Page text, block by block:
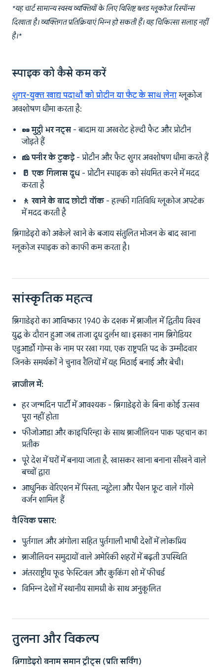
*यह चार्ट सामान्य स्वस्थ व्यक्तियों के लिए विशिष्ट ब्लड ग्लूकोज रिस्पॉन्स
दिखाता है। व्यक्तिगत प्रतिक्रियाएं भिन्न हो सकती हैं। यह चिकित्सा सलाह नहीं
है।*
स्पाइक को कैसे कम करें
शुगर-युक्त खाद्य पदार्थों को प्रोटीन या फैट के साथ लेना ग्लूकोज
अवशोषण धीमा करता है:
🥜 मुट्ठी भर नट्स - बादाम या अखरोट हेल्दी फैट और प्रोटीन
जोड़ते हैं
🧀 पनीर के टुकड़े- प्रोटीन और फैट शुगर अवशोषण धीमा करते हैं
🥛 एक गिलास दूध - प्रोटीन स्पाइक को संयमित करने में मदद
करता है
🚶 खाने के बाद छोटी वॉक - हल्की गतिविधि ग्लूकोज अपटेक
में मदद करती है
ब्रिगाडेइरो को अकेले खाने के बजाय संतुलित भोजन के बाद खाना
ग्लूकोज स्पाइक को काफी कम करता है।
सांस्कृतिक महत्व
ब्रिगाडेइरो का आविष्कार 1940 के दशक में ब्राजील में द्वितीय विश्व
युद्ध के दौरान हुआ जब ताजा दूध दुर्लभ था। इसका नाम ब्रिगेडियर
एडुआर्डो गोम्स के नाम पर रखा गया, एक राष्ट्रपति पद के उम्मीदवार
जिनके समर्थकों ने चुनाव रैलियों में यह मिठाई बनाई और बेची।
ब्राजील में:
हर जन्मदिन पार्टी में आवश्यक - ब्रिगाडेइरो के बिना कोई उत्सव
पूरा नहीं होता
फीजोआडा और काइपिरिन्हा के साथ ब्राजीलियन पाक पहचान का
प्रतीक
पूरे देश में घरों में बनाया जाता है, खासकर खाना बनाना सीखने वाले
बच्चों द्वारा
आधुनिक वेरिएशन में पिस्ता, न्यूटेला और पैशन फ्रूट वाले गॉरमे
वर्जन शामिल हैं
वैश्विक प्रसार:
पुर्तगाल और अंगोला सहित पुर्तगाली भाषी देशों में लोकप्रिय
ब्राजीलियन समुदायों वाले अमेरिकी शहरों में बढ़ती उपस्थिति
अंतरराष्ट्रीय फूड फेस्टिवल और कुकिंग शो में फीचर्ड
विभिन्न देशों में स्थानीय सामग्री के साथ अनुकूलित
तुलना और विकल्प
ब्रिगाडेइरो बनाम समान ट्रीट्स (प्रति सर्विंग)